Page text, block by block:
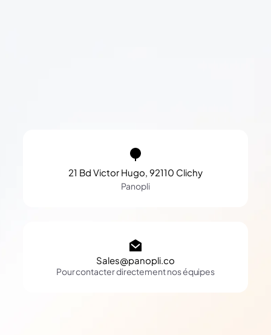
21 Bd Victor Hugo, 92110 Clichy
Panopli
Sales@panopli.co
Pour contacter directement nos équipes